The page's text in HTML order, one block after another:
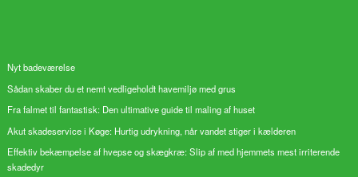
Nyt badeværelse
Sådan skaber du et nemt vedligeholdt havemiljø med grus
Fra falmet til fantastisk: Den ultimative guide til maling af huset
Akut skadeservice i Køge: Hurtig udrykning, når vandet stiger i kælderen
Effektiv bekæmpelse af hvepse og skægkræ: Slip af med hjemmets mest irriterende
skadedyr